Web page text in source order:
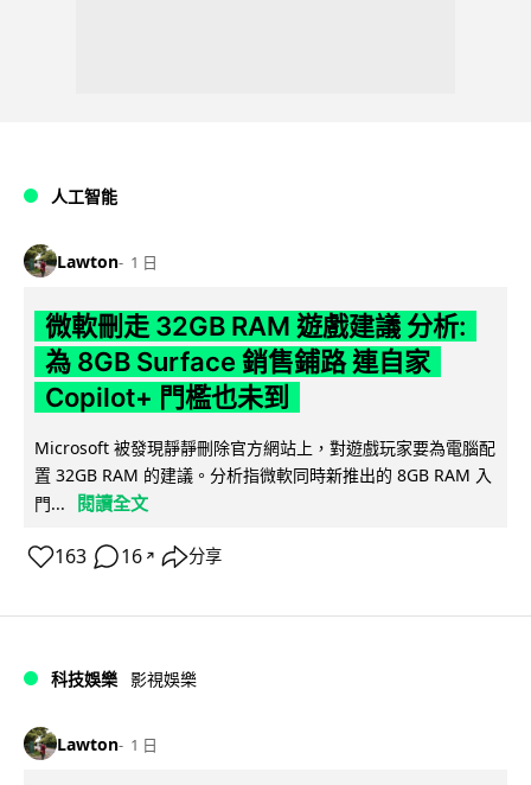
人工智能
Lawton 1 日
微軟刪走 32GB RAM 遊戲建議 分析:
為 8GB Surface 銷售鋪路 連自家
Copilot+ 門檻也未到
Microsoft 被發現靜靜刪除官方網站上，對遊戲玩家要為電腦配
置 32GB RAM 的建議。分析指微軟同時新推出的 8GB RAM 入
門...
閱讀全文
163 16 ↗ 分享
科技娛樂 影視娛樂
Lawton 1 日